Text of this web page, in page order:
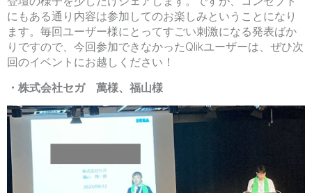
にもある通り内容は参加してのお楽しみということになり
ます。毎回ユーザー様にとってすごい刺激になる発表ばか
りですので、今回参加できなかったQlikユーザーは、ぜひ次
回のイベントにお越しください！
・株式会社セガ 萬様、福山様